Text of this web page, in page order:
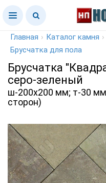
Главная › Каталог камня ›
Брусчатка для пола
Брусчатка
серо-зеленый
ш-200х200 мм; т-30
сторон)